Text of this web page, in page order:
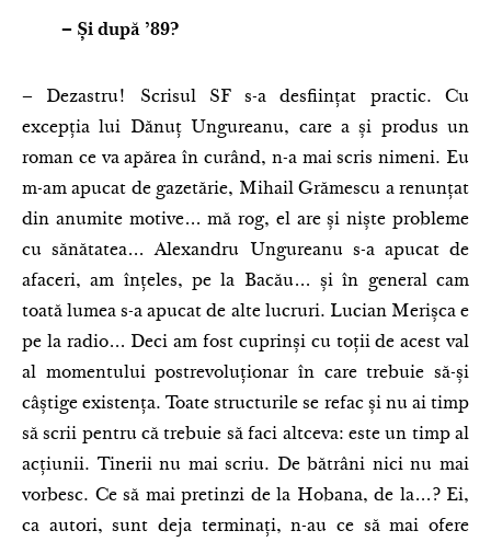
– Și după ’89?
– Dezastru! Scrisul SF s-a desființat practic. Cu
excepția lui Dănuț Ungureanu, care a și produs un
roman ce va apărea în curând, n-a mai scris nimeni. Eu
m-am apucat de gazetărie, Mihail Grămescu a renunțat
din anumite motive… mă rog, el are și niște probleme
cu sănătatea… Alexandru Ungureanu s-a apucat de
afaceri, am înțeles, pe la Bacău… și în general cam
toată lumea s-a apucat de alte lucruri. Lucian Merișca e
pe la radio… Deci am fost cuprinși cu toții de acest val
al momentului postrevoluționar în care trebuie să-și
câștige existența. Toate structurile se refac și nu ai timp
să scrii pentru că trebuie să faci altceva: este un timp al
acțiunii. Tinerii nu mai scriu. De bătrâni nici nu mai
vorbesc. Ce să mai pretinzi de la Hobana, de la…? Ei,
ca autori, sunt deja terminați, n-au ce să mai ofere